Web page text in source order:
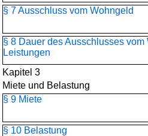
§ 7 Ausschluss vom Wohngeld
§ 8 Dauer des Ausschlusses
Leistungen
Kapitel 3
Miete und Belastung
§ 9 Miete
§ 10 Belastung